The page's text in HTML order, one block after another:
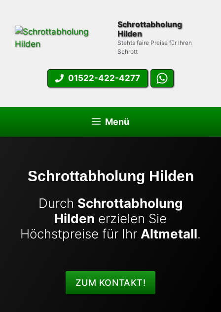
springen
Schrottabholung
Hilden
Stehts faire Preise für Ihren
Schrott
01522-422-4277
Menü
Schrottabholung Hilden
Durch Schrottabholung
Hilden erzielen Sie
Höchstpreise für Ihr Altmetall.
ZUM KONTAKT!